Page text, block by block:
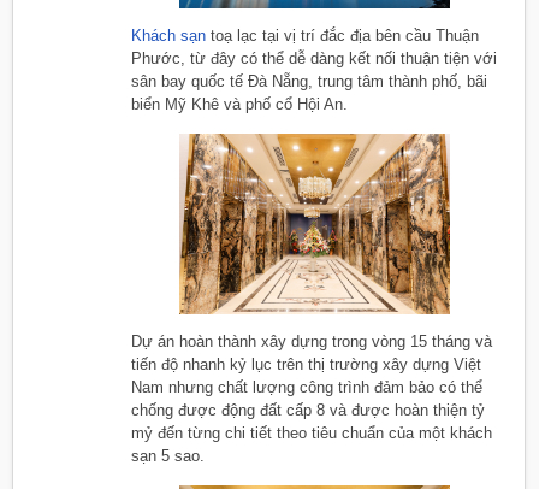
Khách sạn toạ lạc tại vị trí đắc địa bên cầu Thuận
Phước, từ đây có thể dễ dàng kết nối thuận tiện với
sân bay quốc tế Đà Nẵng, trung tâm thành phố, bãi
biển Mỹ Khê và phố cổ Hội An.
Dự án hoàn thành xây dựng trong vòng 15 tháng và
tiến độ nhanh kỷ lục trên thị trường xây dựng Việt
Nam nhưng chất lượng công trình đảm bảo có thể
chống được động đất cấp 8 và được hoàn thiện tỷ
mỷ đến từng chi tiết theo tiêu chuẩn của một khách
sạn 5 sao.